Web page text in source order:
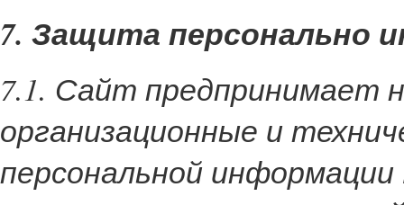
7. Защита персонально
7.1. Сайт предпринимает
организационные и
персональной